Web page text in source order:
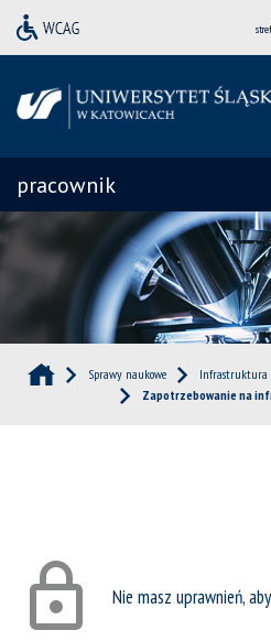
pracownik
Sprawy naukowe
Infrastruktura
Zapotrzebowanie na
Nie masz uprawnień,